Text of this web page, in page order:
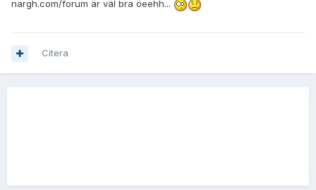
nargh.com/forum är väl bra öeehh...
Citera